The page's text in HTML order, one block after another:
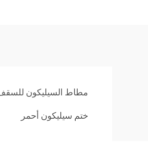
مطاط السيليكون
ختم سيليكون أحمر